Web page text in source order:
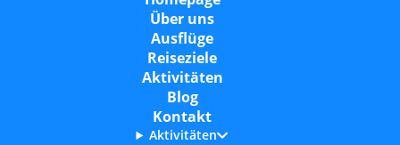
Über uns
Ausflüge
Reiseziele
Aktivitäten
Blog
Kontakt
Aktivitäten